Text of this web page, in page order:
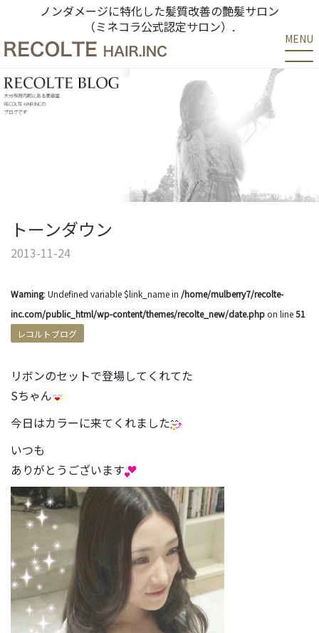
ノンダメージに特化した髪質改善の艶髪サロン
（ミネコラ公式認定サロン）.
MENU
トーンダウン
2013-11-24
Warning: Undefined variable $link_name in /home/mulberry7/recolte-
inc.com/public_html/wp-content/themes/recolte_new/date.phpon line51
レコルトブログ
リボンのセットで登場してくれてた
Sちゃん
今日はカラーに来てくれました
いつも
ありがとうございます